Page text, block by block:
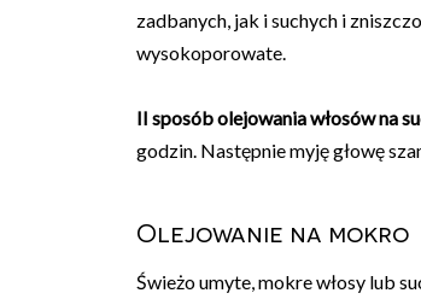
zadbanych, jak i suchych i
wysokoporowate.
II sposób olejowania włosów na
godzin. Następnie myję głowę
Olejowanie na mokro
Świeżo umyte, mokre włosy lub